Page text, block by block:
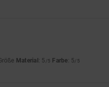
Material: 5 /5 Farbe: 5/5